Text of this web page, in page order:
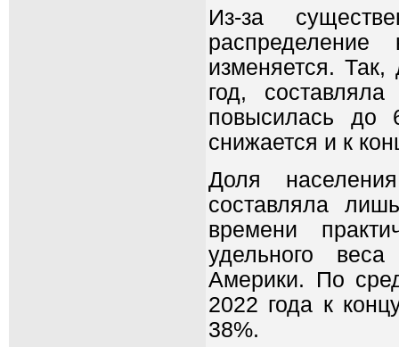
Из-за
изменяется.
год,
повысилась до
снижается и к
Доля
составляла
времени
удельного
Америки. По
2022 года к
38%.